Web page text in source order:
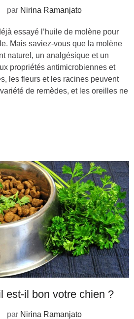
par Nirina Ramanjato
essayé l’huile de molène pour
Mais saviez-vous que la molène
naturel, un analgésique et un
propriétés antimicrobiennes et
les fleurs et les racines peuvent
de remèdes, et les oreilles ne
est-il bon votre chien ?
par Nirina Ramanjato